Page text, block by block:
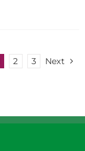
2 3 Next